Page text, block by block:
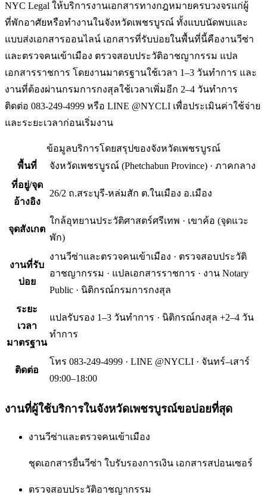
NYC Legal ให้บริการงานเอกสารทางกฎหมายครบวงจรแก่ผู้
ที่พักอาศัยหรือทำงานในจังหวัดเพชรบูรณ์ ทั้งแบบนัดพบและ
แบบส่งเอกสารออนไลน์ เอกสารที่รับบ่อยในพื้นที่นี้คืองานวีซ่า
และตรวจคนเข้าเมือง ตรวจสอบประวัติอาชญากรรม แปล
เอกสารราชการ โดยงานมาตรฐานใช้เวลา 1–3 วันทำการ และ
งานที่ต้องผ่านกรมการกงสุลใช้เวลาเพิ่มอีก 2–4 วันทำการ
ติดต่อ 083-249-4999 หรือ LINE @NYCLI เพื่อประเมินค่าใช้จ่าย
และระยะเวลาก่อนเริ่มงาน
ข้อมูลบริการโดยสรุปของจังหวัดเพชรบูรณ์
พื้นที่
จังหวัดเพชรบูรณ์ (Phetchabun Province) · ภาคกลาง
ที่อยู่/จุด
อ้างอิง
26/2 ถ.สระบุรี-หล่มสัก ต.ในเมือง อ.เมือง
จุดสังเกต
ใกล้อุทยานประวัติศาสตร์ศรีเทพ · เขาค้อ (จุดแวะ
พัก)
งานที่รับ
บ่อย
งานวีซ่าและตรวจคนเข้าเมือง · ตรวจสอบประวัติ
อาชญากรรม · แปลเอกสารราชการ · งาน Notary
Public · นิติกรณ์กรมการกงสุล
ระยะ
เวลา
มาตรฐาน
แปลรับรอง 1–3 วันทำการ · นิติกรณ์กงสุล +2–4 วัน
ทำการ
ติดต่อ
โทร 083-249-4999 · LINE @NYCLI · จันทร์–เสาร์
09:00–18:00
งานที่ผู้ใช้บริการในจังหวัดเพชรบูรณ์ขอบ่อยที่สุด
งานวีซ่าและตรวจคนเข้าเมือง
ชุดเอกสารยื่นวีซ่า ใบรับรองการเงิน เอกสารสปอนเซอร์
ตรวจสอบประวัติอาชญากรรม